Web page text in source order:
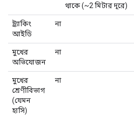
থাকে (~2 মিটার দূরে)
ট্র্যাকিং
আইডি
না
মুখের
অভিযোজন
না
মুখের
শ্রেণীবিভাগ
(যেমন
হাসি)
না